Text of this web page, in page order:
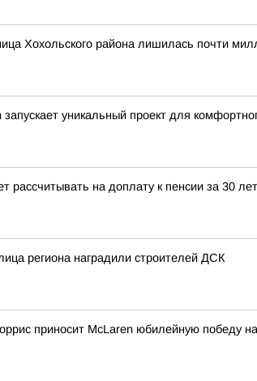
Хохольского района лишилась почти
запускает уникальный проект для
рассчитывать на доплату к пенсии за 30
региона наградили строителей ДСК
приносит McLaren юбилейную победу